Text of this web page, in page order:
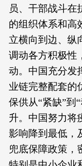
员、干部战斗
的组织体系和高
立横向到边、纵
调动各方积极性
动。中国充分发
业链完整配套的
保供从“紧缺”到
升。中国努力将
影响降到最低，
兜底保障政策，